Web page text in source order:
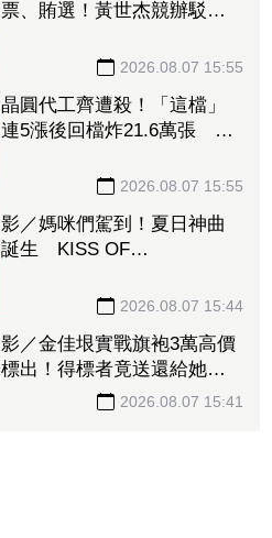
2026.08.07 16:04
詹江村指控農水署公然拉
票、賄選！黃世杰競辦駁
斥：扭曲事實、刻意政治化
2026.08.07 15:55
晶圓代工齊遭殺！「這檔」
電苦吞連2跌噴16.4萬張
2026.08.07 15:55
影／媽咪們駕到！夏日神曲
LIFE〈Sweat〉火辣回歸
2026.08.07 15:44
影／金佳垠實戰旗袍3萬高價